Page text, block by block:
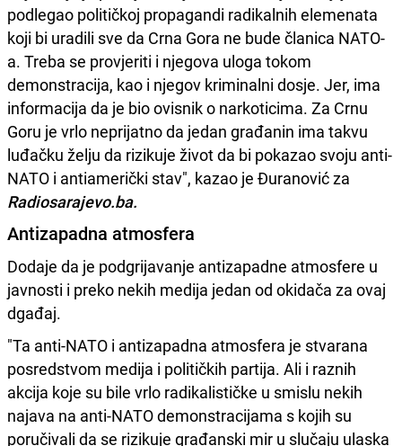
podlegao političkoj propagandi radikalnih elemenata
koji bi uradili sve da Crna Gora ne bude članica NATO-
a. Treba se provjeriti i njegova uloga tokom
demonstracija, kao i njegov kriminalni dosje. Jer, ima
informacija da je bio ovisnik o narkoticima. Za Crnu
Goru je vrlo neprijatno da jedan građanin ima takvu
luđačku želju da rizikuje život da bi pokazao svoju anti-
NATO i antiamerički stav", kazao je Đuranović za
Radiosarajevo.ba.
Antizapadna atmosfera
Dodaje da je podgrijavanje antizapadne atmosfere u
javnosti i preko nekih medija jedan od okidača za ovaj
dgađaj.
"Ta anti-NATO i antizapadna atmosfera je stvarana
posredstvom medija i političkih partija. Ali i raznih
akcija koje su bile vrlo radikalističke u smislu nekih
najava na anti-NATO demonstracijama s kojih su
poručivali da se rizikuje građanski mir u slučaju ulaska